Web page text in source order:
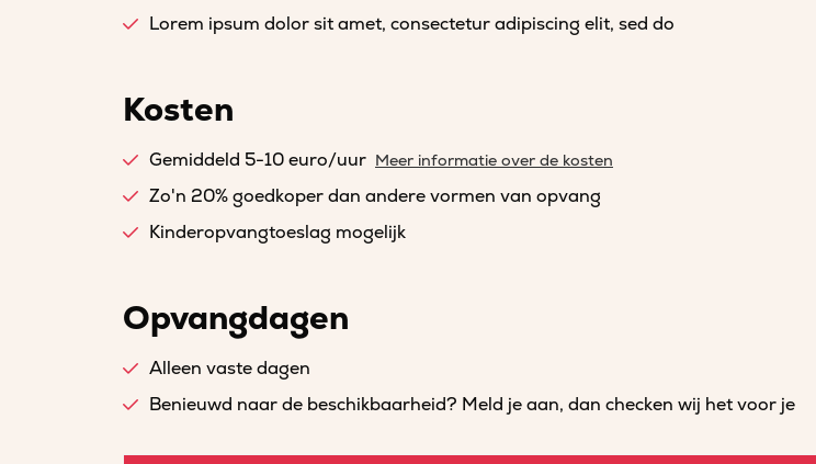
Lorem ipsum dolor sit amet, consectetur adipiscing elit, sed do
Kosten
Gemiddeld 5-10 euro/uur Meer informatie over de kosten
Zo'n 20% goedkoper dan andere vormen van opvang
Kinderopvangtoeslag mogelijk
Opvangdagen
Alleen vaste dagen
Benieuwd naar de beschikbaarheid? Meld je aan, dan checken wij het voor je